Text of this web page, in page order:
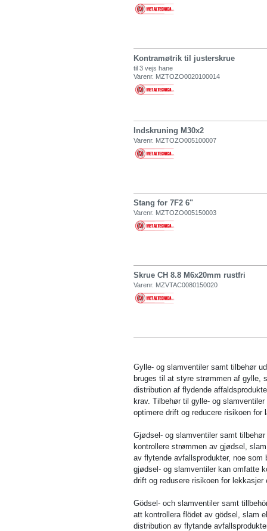
Kontramøtrik til justerskrue
til 3 vejs hane
Varenr. MZTOZO0020100014
Indskruning M30x2
Varenr. MZTOZO005100007
Stang for 7F2 6"
Varenr. MZTOZO005150003
Skrue CH 8.8 M6x20mm rustfri
Varenr. MZVTAC0080150020
Gylle- og slamventiler samt tilbehør
bruges til at styre strømmen af gylle,
distribution af flydende
krav. Tilbehør til gylle- og
optimere drift og reducere risikoen for
Gjødsel- og slamventiler samt
kontrollere strømmen av gjødsel,
av flytende avfallsprodukter, noe
gjødsel- og slamventiler kan omfatte
drift og redusere risikoen for lekkasjer
Gödsel- och slamventiler samt
att kontrollera flödet av gödsel, slam
distribution av flytande